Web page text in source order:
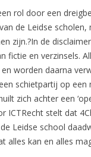
rol door een
de Leidse
zijn.?In de
fictie en verzinsels.
worden daarna
schietpartij op
zich achter een
ICTRecht stelt dat
Leidse school
alles kan en alles